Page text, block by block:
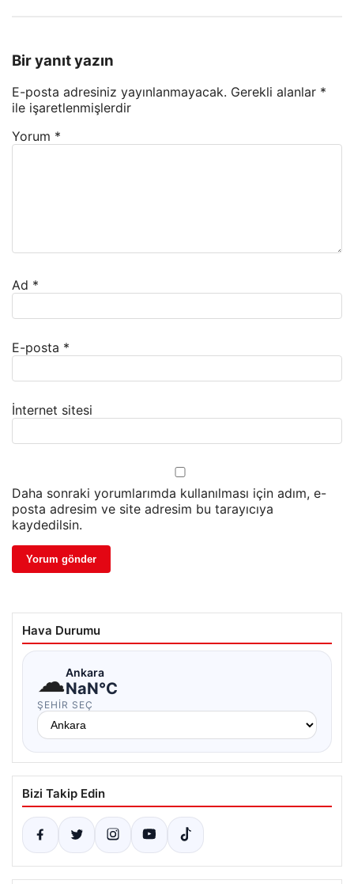
Bir yanıt yazın
E-posta adresiniz yayınlanmayacak. Gerekli alanlar *
ile işaretlenmişlerdir
Yorum *
Ad *
E-posta *
İnternet sitesi
Daha sonraki yorumlarımda kullanılması için adım, e-
posta adresim ve site adresim bu tarayıcıya
kaydedilsin.
Hava Durumu
☁Ankara
NaN°C
ŞEHIR SEÇ
Bizi Takip Edin